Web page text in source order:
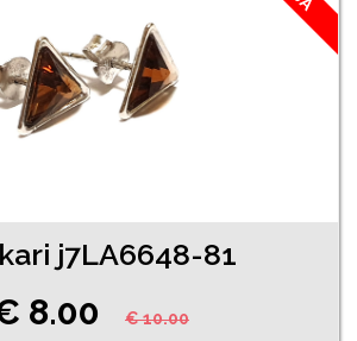
j7LA6648-81
8.00 € 10.00